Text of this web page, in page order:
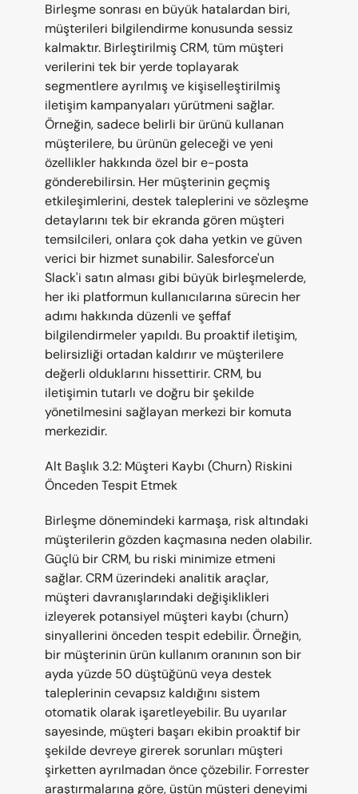
Birleşme sonrası en büyük hatalardan biri,
müşterileri bilgilendirme konusunda sessiz
kalmaktır. Birleştirilmiş CRM, tüm müşteri
verilerini tek bir yerde toplayarak
segmentlere ayrılmış ve kişiselleştirilmiş
iletişim kampanyaları yürütmeni sağlar.
Örneğin, sadece belirli bir ürünü kullanan
müşterilere, bu ürünün geleceği ve yeni
özellikler hakkında özel bir e-posta
gönderebilirsin. Her müşterinin geçmiş
etkileşimlerini, destek taleplerini ve sözleşme
detaylarını tek bir ekranda gören müşteri
temsilcileri, onlara çok daha yetkin ve güven
verici bir hizmet sunabilir. Salesforce'un
Slack'i satın alması gibi büyük birleşmelerde,
her iki platformun kullanıcılarına sürecin her
adımı hakkında düzenli ve şeffaf
bilgilendirmeler yapıldı. Bu proaktif iletişim,
belirsizliği ortadan kaldırır ve müşterilere
değerli olduklarını hissettirir. CRM, bu
iletişimin tutarlı ve doğru bir şekilde
yönetilmesini sağlayan merkezi bir komuta
merkezidir.
Alt Başlık 3.2: Müşteri Kaybı (Churn) Riskini
Önceden Tespit Etmek
Birleşme dönemindeki karmaşa, risk altındaki
müşterilerin gözden kaçmasına neden olabilir.
Güçlü bir CRM, bu riski minimize etmeni
sağlar. CRM üzerindeki analitik araçlar,
müşteri davranışlarındaki değişiklikleri
izleyerek potansiyel müşteri kaybı (churn)
sinyallerini önceden tespit edebilir. Örneğin,
bir müşterinin ürün kullanım oranının son bir
ayda yüzde 50 düştüğünü veya destek
taleplerinin cevapsız kaldığını sistem
otomatik olarak işaretleyebilir. Bu uyarılar
sayesinde, müşteri başarı ekibin proaktif bir
şekilde devreye girerek sorunları müşteri
şirketten ayrılmadan önce çözebilir. Forrester
araştırmalarına göre, üstün müşteri deneyimi